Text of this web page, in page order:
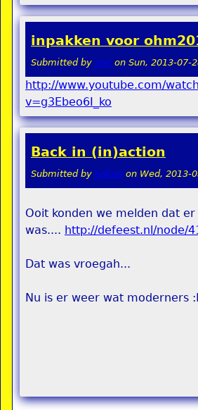
inpakken voor
Submitted by stel on Sun, 2013-07-
http://www.youtube.com/
v=g3Ebeo6I_ko
Back in (in)action
Submitted by pokon on Wed, 2013-
Ooit konden we melden dat
was.... http://defeest.nl/node/
Dat was vroegah...
Nu is er weer wat moderners